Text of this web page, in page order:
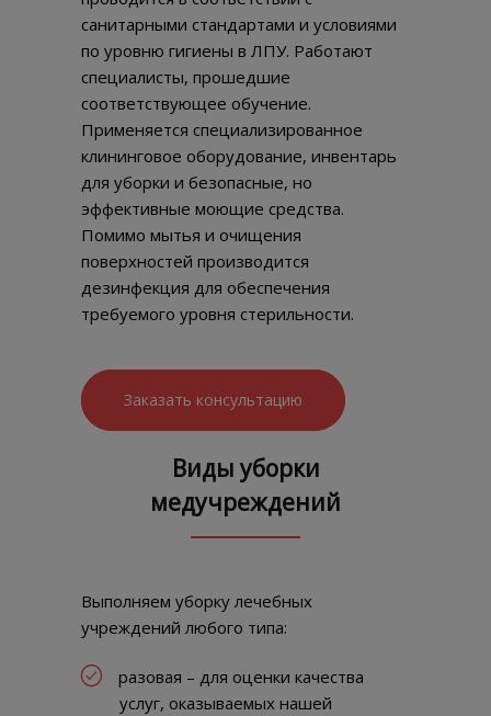
санитарными стандартами и условиями
по уровню гигиены в ЛПУ. Работают
специалисты, прошедшие
соответствующее обучение.
Применяется специализированное
клининговое оборудование, инвентарь
для уборки и безопасные, но
эффективные моющие средства.
Помимо мытья и очищения
поверхностей производится
дезинфекция для обеспечения
требуемого уровня стерильности.
Заказать консультацию
Виды уборки
медучреждений
Выполняем уборку лечебных
учреждений любого типа:
разовая – для оценки качества
услуг, оказываемых нашей